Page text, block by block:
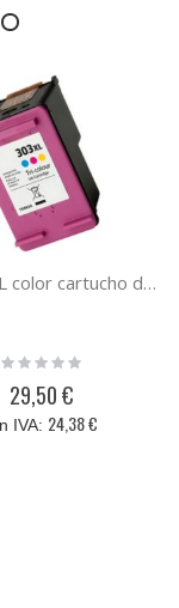
HP 303XL color cartucho de tinta compatible
Rating:
29,50 €
24,38 €